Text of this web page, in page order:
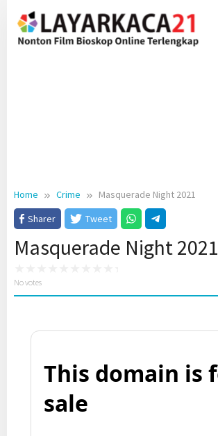
content
Home Crime
Masquerade Night 2021
Sharer
Tweet
Masquerade Night 2021
No votes